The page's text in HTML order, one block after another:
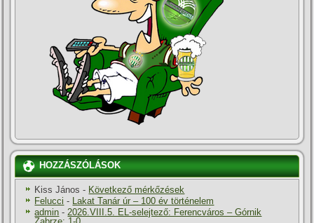
HOZZÁSZÓLÁSOK
Kiss János - Következő mérkőzések
Felucci - Lakat Tanár úr – 100 év történelem
admin -2026.VIII.5. EL-selejtező: Ferencváros – Górnik